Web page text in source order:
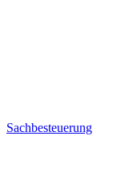
Sachbesteuerung